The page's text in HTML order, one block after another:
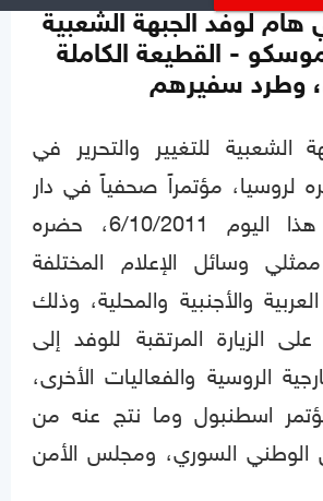
لوفد الجبهة الشعبية
- القطيعة الكاملة
وطرد سفيرهم
الشعبية للتغيير والتحرير في
لروسيا، مؤتمراً صحفياً في دار
قاسيون ظهر هذا اليوم 6/10/2011، حضره
وسائل الإعلام المختلفة
والأجنبية والمحلية، وذلك
الزيارة المرتقبة للوفد إلى
الروسية والفعاليات الأخرى،
اسطنبول وما نتج عنه من
السوري، ومجلس الأمن